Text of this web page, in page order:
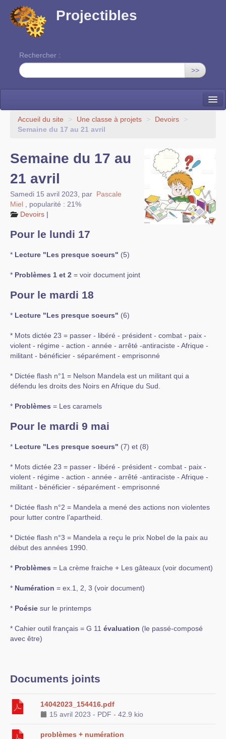
Projectibles
Rechercher :
>>
La ruche
Cinéma
EDITO
Accueil du site > Une classe à projets > Devoirs
>
Semaine du 17 au 21 avril
Semaine du 17 au
21 avril
Samedi 15 avril 2023 par Pascale
Miel
popularité : 21%
Devoirs |
Pour le lundi 17
* Lecture "Les presque soeurs" (5)
* Problèmes 1 et 2 = voir document joint
Pour le mardi 18
* Lecture "Les presque soeurs" (6)
* Mots dictée 23 = passer - libéré - président - combat - paix -
violent - régime - action - année - arrêté -antiraciste - Afrique -
militant - bénéficier - séparément - emprisonné
* Dictée flash n°1 = Nelson Mandela est un militant qui a
défendu les droits des Noirs en Afrique du Sud.
* Problèmes = Les caramels
Pour le mardi 9 mai
* Lecture "Les presque soeurs" (7) et (8)
* Mots dictée 23 = passer - libéré - président - combat - paix -
violent - régime - action - année - arrêté -antiraciste - Afrique -
militant - bénéficier - séparément - emprisonné
* Dictée flash n°2 = Mandela a mené des actions non violentes
pour lutter contre l’apartheid.
* Dictée flash n°3 = Mandela a reçu le prix Nobel de la paix au
début des années 1990.
* Problèmes = La crème fraiche + Les gâteaux (voir document)
* Numération = ex.1, 2, 3 (voir document)
* Poésie sur le printemps
* Cahier outil français = G 11 évaluation (le passé-composé
avec être)
Documents joints
14042023_154416.pdf
15 avril 2023 - PDF - 42.9 kio
problèmes + numération